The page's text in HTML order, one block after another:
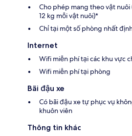
Cho phép mang theo vật
12 kg mỗi vật nuôi)*
Chỉ tại một số phòng nhất
Internet
Wifi miễn phí tại các khu vực
Wifi miễn phí tại phòng
Bãi đậu xe
Có bãi đậu xe tự phục vụ
khuôn viên
Thông tin khác